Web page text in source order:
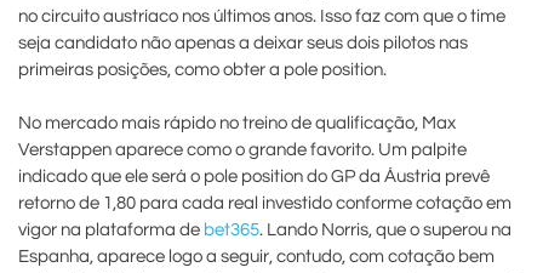
no circuito austríaco nos últimos anos. Isso faz com que o time
seja candidato não apenas a deixar seus dois pilotos nas
primeiras posições, como obter a pole position.
No mercado mais rápido no treino de qualificação, Max
Verstappen aparece como o grande favorito. Um palpite
indicado que ele será o pole position do GP da Áustria prevê
retorno de 1,80 para cada real investido conforme cotação em
vigor na plataforma de bet365. Lando Norris, que o superou na
Espanha, aparece logo a seguir, contudo, com cotação bem